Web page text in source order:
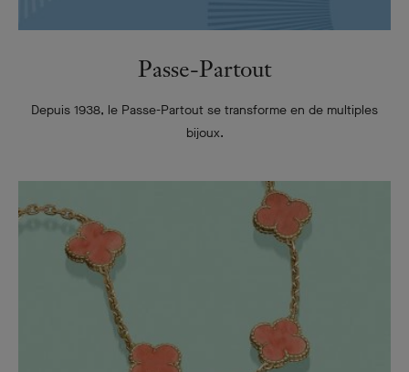
Passe-Partout
Depuis 1938, le Passe-Partout se transforme en de multiples
bijoux.